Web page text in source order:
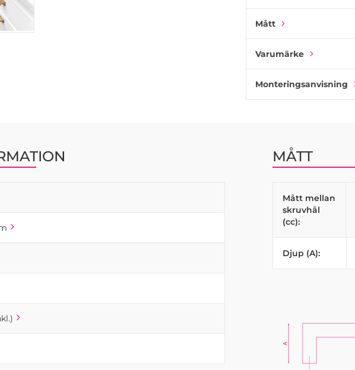
Mått
Varumärke
Monteringsanvisning
MÅTT
Mått mellan
skruvhål
(cc):
Djup (A):